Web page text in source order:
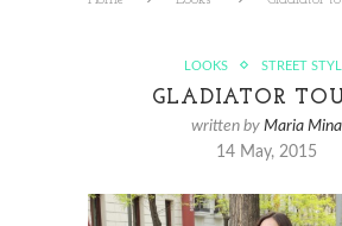
LOOKS STREET
GLADIATOR
written by Maria Mina
14 May, 2015